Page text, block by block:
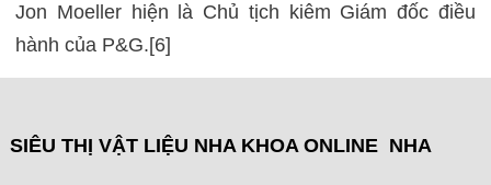
Jon Moeller hiện là Chủ tịch kiêm Giám đốc điều
hành của P&G.[6]
SIÊU THỊ VẬT LIỆU NHA KHOA ONLINE NHA